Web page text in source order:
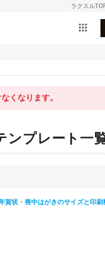
ラクスル
くなります。
ンプレート一
賀状・喪中はがきのサイズと印刷